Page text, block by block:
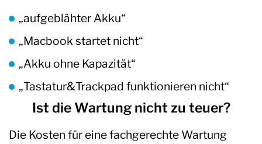
„aufgeblähter Akku“
„Macbook startet nicht“
„Akku ohne Kapazität“
„Tastatur&Trackpad funktionieren nicht“
Ist die Wartung nicht zu teuer?
Die Kosten für eine fachgerechte Wartung